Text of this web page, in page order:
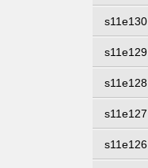
s11e130
s11e129
s11e128
s11e127
s11e126